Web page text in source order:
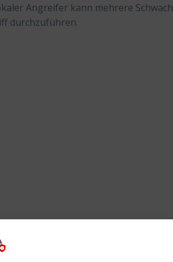
Angreifer kann mehrere
durchzuführen.